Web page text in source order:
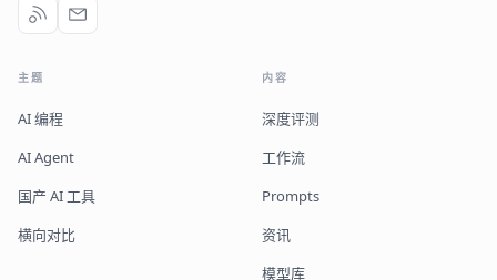
主题
AI 编程
AI Agent
国产 AI 工具
横向对比
内容
深度评测
工作流
Prompts
资讯
模型库